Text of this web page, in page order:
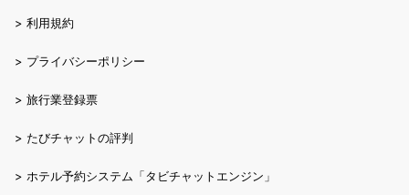
> 利用規約
> プライバシーポリシー
> 旅行業登録票
> たびチャットの評判
> ホテル予約システム「タビチャットエンジン」